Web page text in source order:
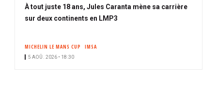
À tout juste 18 ans, Jules Caranta mène sa carrière
sur deux continents en LMP3
MICHELIN LE MANS CUP IMSA
5 AOÛ. 2026 • 18:30